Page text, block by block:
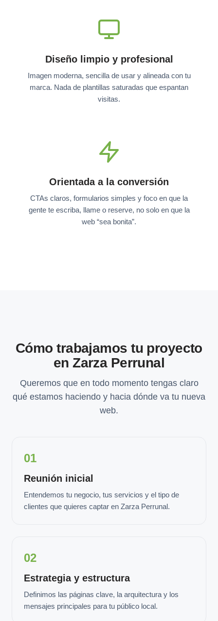
Diseño limpio y profesional
Imagen moderna, sencilla de usar y alineada con tu
marca. Nada de plantillas saturadas que espantan
visitas.
Orientada a la conversión
CTAs claros, formularios simples y foco en que la
gente te escriba, llame o reserve, no solo en que la
web “sea bonita”.
Cómo trabajamos tu proyecto
en Zarza Perrunal
Queremos que en todo momento tengas claro
qué estamos haciendo y hacia dónde va tu nueva
web.
01
Reunión inicial
Entendemos tu negocio, tus servicios y el tipo de
clientes que quieres captar en Zarza Perrunal.
02
Estrategia y estructura
Definimos las páginas clave, la arquitectura y los
mensajes principales para tu público local.